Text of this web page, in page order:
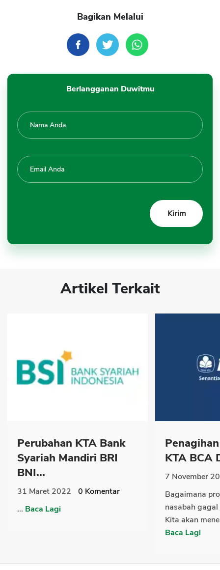
Bagikan Melalui
Berlangganan Duwitmu
Artikel Terkait
Perubahan KTA Bank
Syariah Mandiri BRI
BNI...
31 Maret 2022 0 Komentar
... Baca Lagi
KTA BCA
7 November
Bagaimana
nasabah
Kita akan
Baca Lagi